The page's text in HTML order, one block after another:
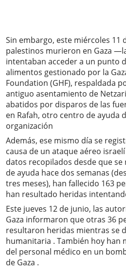
Sin embargo, este miércoles 11
palestinos murieron en Gaza
intentaban acceder a un punto
alimentos gestionado por la
Foundation (GHF), respaldada
antiguo asentamiento de
abatidos por disparos de las
en Rafah, otro centro de ayuda
organización
Además, ese mismo día se
causa de un ataque aéreo
datos recopilados desde que
de ayuda hace dos semanas
tres meses), han fallecido 163
han resultado heridas
Este jueves 12 de junio, las
Gaza informaron que otras 36
resultaron heridas mientras se
humanitaria . También hoy han
del personal médico en un
de Gaza .